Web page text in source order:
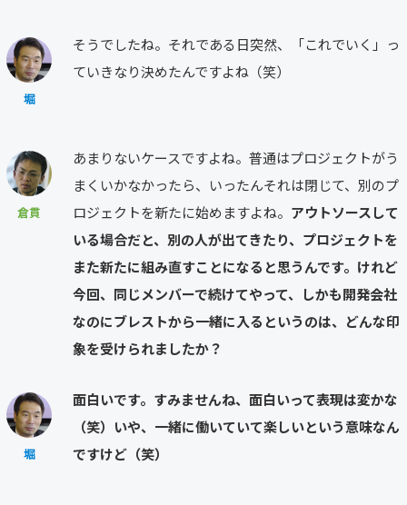
堀
そうでしたね。それである日突然、「これでいく」っ
ていきなり決めたんですよね（笑）
倉貫
あまりないケースですよね。普通はプロジェクトがう
まくいかなかったら、いったんそれは閉じて、別のプ
ロジェクトを新たに始めますよね。 アウトソースして
いる場合だと、別の人が出てきたり、プロジェクトを
また新たに組み直すことになると思うんです。けれど
今回、同じメンバーで続けてやって、しかも開発会社
なのにブレストから一緒に入るというのは、どんな印
象を受けられましたか？
堀
面白いです。すみませんね、面白いって表現は変かな
（笑）いや、一緒に働いていて楽しいという意味なん
ですけど（笑）